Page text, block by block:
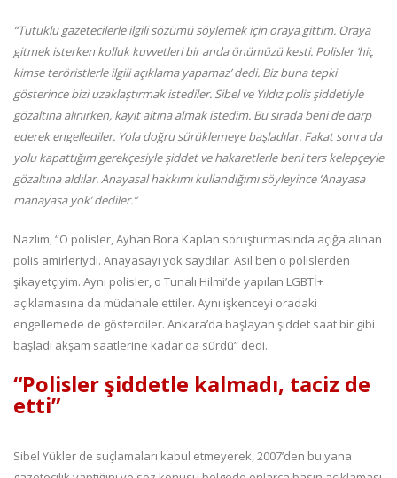
“Tutuklu gazetecilerle ilgili sözümü söylemek için oraya gittim. Oraya
gitmek isterken kolluk kuvvetleri bir anda önümüzü kesti. Polisler ‘hiç
kimse teröristlerle ilgili açıklama yapamaz’ dedi. Biz buna tepki
gösterince bizi uzaklaştırmak istediler. Sibel ve Yıldız polis şiddetiyle
gözaltına alınırken, kayıt altına almak istedim. Bu sırada beni de darp
ederek engellediler. Yola doğru sürüklemeye başladılar. Fakat sonra da
yolu kapattığım gerekçesiyle şiddet ve hakaretlerle beni ters kelepçeyle
gözaltına aldılar. Anayasal hakkımı kullandığımı söyleyince ‘Anayasa
manayasa yok’ dediler.”
Nazlım, “O polisler, Ayhan Bora Kaplan soruşturmasında açığa alınan
polis amirleriydi. Anayasayı yok saydılar. Asıl ben o polislerden
şikayetçiyim. Aynı polisler, o Tunalı Hilmi’de yapılan LGBTİ+
açıklamasına da müdahale ettiler. Aynı işkenceyi oradaki
engellemede de gösterdiler. Ankara’da başlayan şiddet saat bir gibi
başladı akşam saatlerine kadar da sürdü” dedi.
“Polisler şiddetle kalmadı, taciz de
etti”
Sibel Yükler de suçlamaları kabul etmeyerek, 2007’den bu yana